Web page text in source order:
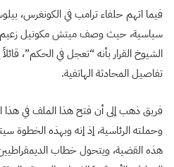
فيما اتهم حلفاء ترامب في الكونغرس،
سياسية، حيث وصف ميتش مكونيل زعيم
الشيوخ القرار بأنه “تعجل في الحكم”،
تفاصيل المحادثة الهاتفية.
فريق ذهب إلى أن فتح هذا الملف في
وحملته الرئاسية، إذ إنه وبهذه الخطوة
هذه القضية، ويتحول خطاب الديمقراطيين